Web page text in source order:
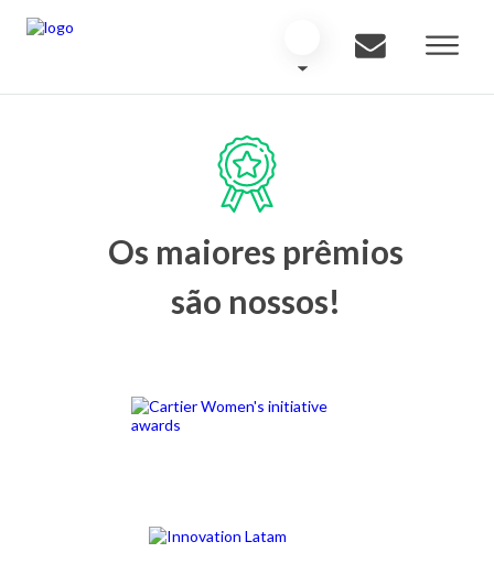
Os maiores prêmios
são nossos!